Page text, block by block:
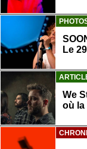
Le
We
où la